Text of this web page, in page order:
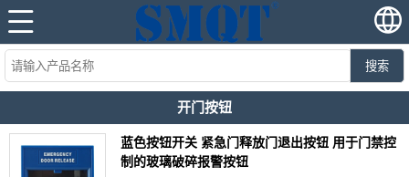
搜索
开门按钮
蓝色按钮开关 紧急门释放门退出按钮 用于门禁控
制的玻璃破碎报警按钮